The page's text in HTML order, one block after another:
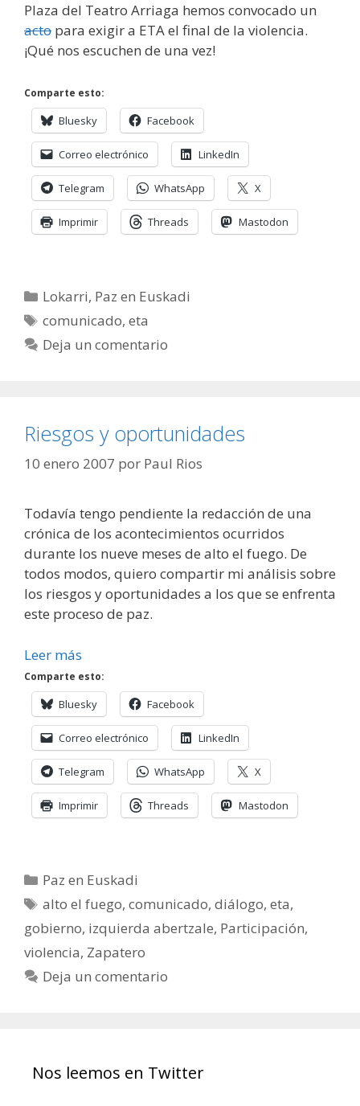
Plaza del Teatro Arriaga hemos convocado un
acto para exigir a ETA el final de la violencia.
¡Qué nos escuchen de una vez!
Comparte esto:
Bluesky Facebook
Correo electrónico LinkedIn
Telegram WhatsApp X
Imprimir Threads Mastodon
Categorías
Lokarri, Paz en Euskadi
Etiquetas
comunicado,eta
Deja un comentario
Riesgos y oportunidades
10 enero 2007 por Paul Rios
Todavía tengo pendiente la redacción de una
crónica de los acontecimientos ocurridos
durante los nueve meses de alto el fuego. De
todos modos, quiero compartir mi análisis sobre
los riesgos y oportunidades a los que se enfrenta
este proceso de paz.
Leer más
Comparte esto:
Bluesky Facebook
Correo electrónico LinkedIn
Telegram WhatsApp X
Imprimir Threads Mastodon
Categorías
Paz en Euskadi
Etiquetas
alto el fuego,comunicado,diálogo,eta,
gobierno, izquierda abertzale, Participación,
violencia, Zapatero
Deja un comentario
Nos leemos en Twitter